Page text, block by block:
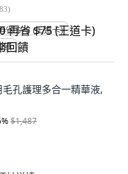
)
省 $75 (王道卡)
饋
孔護理多合一精華液,
%$1,487